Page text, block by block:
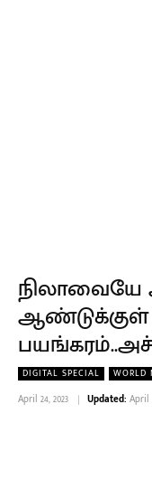
நிலாவையே
ஆண்டுக்குள்
DIGITAL SPECIAL WORLD
April 24, 2023 Updated: April